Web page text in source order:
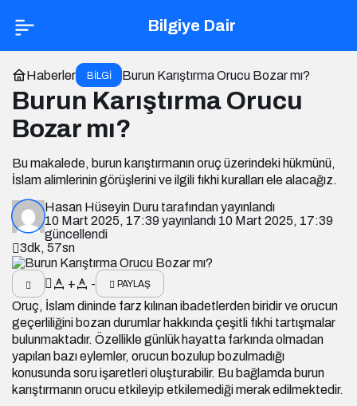
Bilgiye Dair
Haberler BILGI Burun Karıştırma Orucu Bozar mı?
Burun Karıştırma Orucu
Bozar mı?
Bu makalede, burun karıştırmanın oruç üzerindeki hükmünü,
İslam alimlerinin görüşlerini ve ilgili fıkhi kuralları ele alacağız.
Hasan Hüseyin Durutarafından yayınlandı
10 Mart 2025, 17:39yayınlandı 10 Mart 2025, 17:39
güncellendi
3dk, 57sn
+ - PAYLAŞ
Oruç, İslam dininde farz kılınan ibadetlerden biridir ve orucun
geçerliliğini bozan durumlar hakkında çeşitli fıkhi tartışmalar
bulunmaktadır. Özellikle günlük hayatta farkında olmadan
yapılan bazı eylemler, orucun bozulup bozulmadığı
konusunda soru işaretleri oluşturabilir. Bu bağlamda burun
karıştırmanın orucu etkileyip etkilemediği merak edilmektedir.